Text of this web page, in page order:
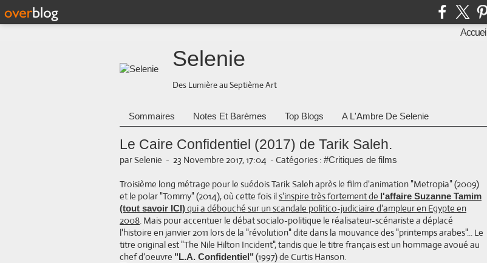
Accueil
Selenie
Des Lumière au Septième Art
Sommaires Notes Et Barèmes Top Blogs A L'Ambre De Selenie
Le Caire Confidentiel (2017) de Tarik Saleh.
par Selenie - 23 Novembre 2017, 17:04 - Catégories : #Critiques de films
Troisième long métrage pour le suédois Tarik Saleh après le film d'animation "Metropia" (2009)
et le polar "Tommy" (2014), où cette fois ils'inspire très fortement de l'affaire Suzanne Tamim
(tout savoir ICI)qui a débouché sur un scandale politico-judiciaire d'ampleur en Egypte en
2008. Mais pour accentuer le débat socialo-politique le réalisateur-scénariste a déplacé
l'histoire en janvier 2011 lors de la "révolution" dite dans la mouvance des "printemps arabes"... Le
titre original est "The Nile Hilton Incident", tandis que le titre français est un hommage avoué au
chef d'oeuvre "L.A. Confidentiel" (1997) de Curtis Hanson.